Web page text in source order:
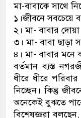
মা-বাবাকে সাথে
১।জীবনে সবচেয়ে
২। মা- বাবার
৩। মা- বাবা ছাড়া
৪। মা- বাবার মনে
বর্তমান ব্যস্ত
ধীরে ধীরে
নিচ্ছেন। কিন্তু
অনেকেই বুঝতে
বিশেষজ্ঞরা